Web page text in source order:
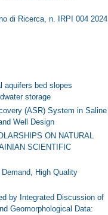
di Ricerca, n. IRPI 004 2024
aquifers bed slopes
storage
(ASR) System in Saline
Well Design
ON NATURAL
SCIENTIFIC
High Quality
by Integrated Discussion of
Geomorphological Data: